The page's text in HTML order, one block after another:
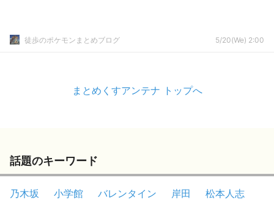
徒歩のポケモンまとめブログ 5/20(We) 2:00
まとめくすアンテナ トップへ
話題のキーワード
乃木坂 小学館 バレンタイン 岸田
松本人志